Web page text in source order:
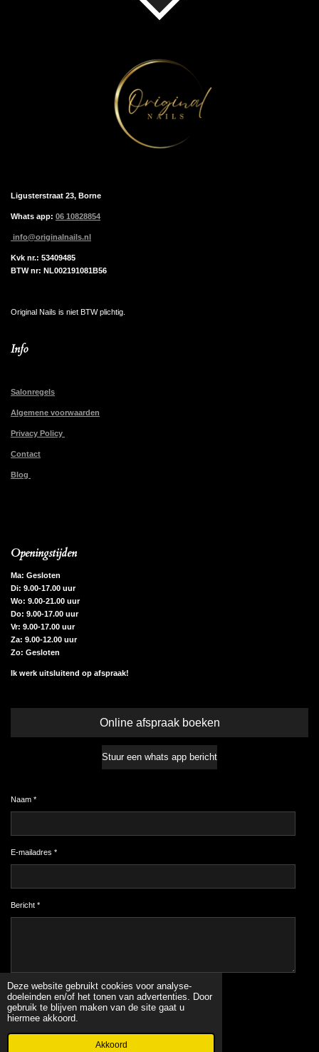
Deze website gebruikt cookies voor analyse-
doeleinden en/of het tonen van advertenties. Door
gebruik te blijven maken van de site gaat u
hiermee akkoord.
Akkoord
Ligusterstraat 23, Borne
Whats app: 06 10828854
info@originalnails.nl
Kvk nr.: 53409485
BTW nr: NL002191081B56
Original Nails is niet BTW plichtig.
Info
Salonregels
Algemene voorwaarden
Privacy Policy
Contact
Blog
Openingstijden
Ma: Gesloten
Di: 9.00-17.00 uur
Wo: 9.00-21.00 uur
Do: 9.00-17.00 uur
Vr: 9.00-17.00 uur
Za: 9.00-12.00 uur
Zo: Gesloten
Ik werk uitsluitend op afspraak!
Online afspraak boeken
Stuur een whats app bericht
Naam *
E-mailadres *
Bericht *
Verzenden
© 2022 - 2026 www.originalnails.nl